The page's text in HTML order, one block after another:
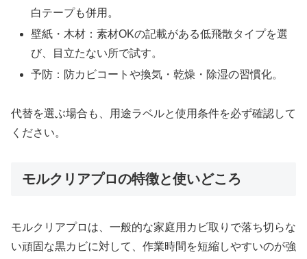
白テープも併用。
壁紙・木材：素材OKの記載がある低飛散タイプを選
び、目立たない所で試す。
予防：防カビコートや換気・乾燥・除湿の習慣化。
代替を選ぶ場合も、用途ラベルと使用条件を必ず確認して
ください。
モルクリアプロの特徴と使いどころ
モルクリアプロは、一般的な家庭用カビ取りで落ち切らな
い頑固な黒カビに対して、作業時間を短縮しやすいのが強